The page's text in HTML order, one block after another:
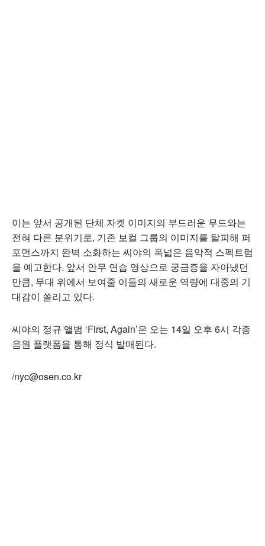
이는 앞서 공개된 단체 자켓 이미지의 부드러운 무드와는
전혀 다른 분위기로, 기존 보컬 그룹의 이미지를 탈피해 퍼
포먼스까지 완벽 소화하는 씨야의 폭넓은 음악적 스펙트럼
을 예고한다. 앞서 안무 연습 영상으로 궁금증을 자아냈던
만큼, 무대 위에서 보여줄 이들의 새로운 역량에 대중의 기
대감이 쏠리고 있다.
씨야의 정규 앨범 ‘First, Again’은 오는 14일 오후 6시 각종
음원 플랫폼을 통해 정식 발매된다.
/nyc@osen.co.kr